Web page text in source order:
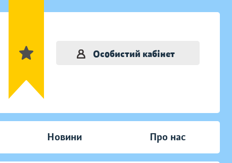
Особистий кабінет
Новини Про нас